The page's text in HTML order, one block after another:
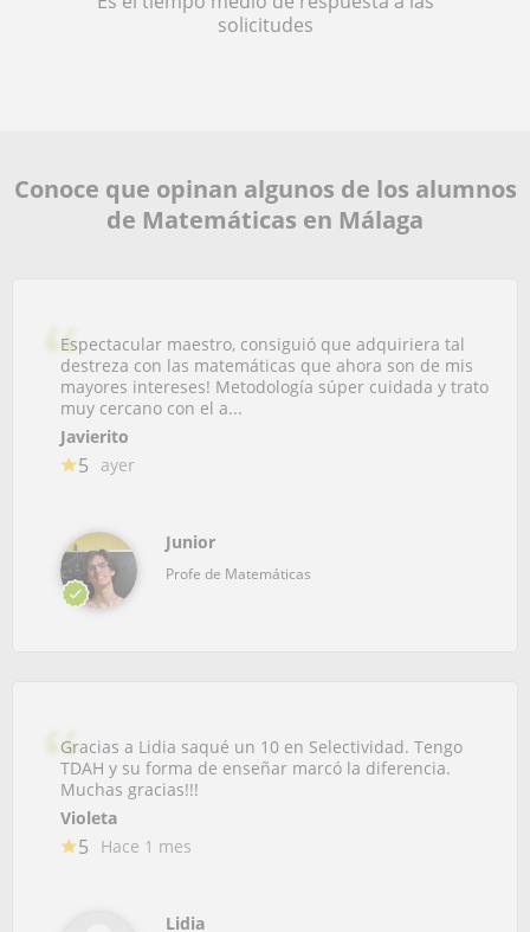
solicitudes
Conoce que opinan algunos de los alumnos
de Matemáticas en Málaga
Espectacular maestro, consiguió que adquiriera tal
destreza con las matemáticas que ahora son de mis
mayores intereses! Metodología súper cuidada y trato
muy cercano con el a...
Javierito
5 ayer
Junior
Profe de Matemáticas
Gracias a Lidia saqué un 10 en Selectividad. Tengo
TDAH y su forma de enseñar marcó la diferencia.
Muchas gracias!!!
Violeta
5 Hace 1 mes
Lidia